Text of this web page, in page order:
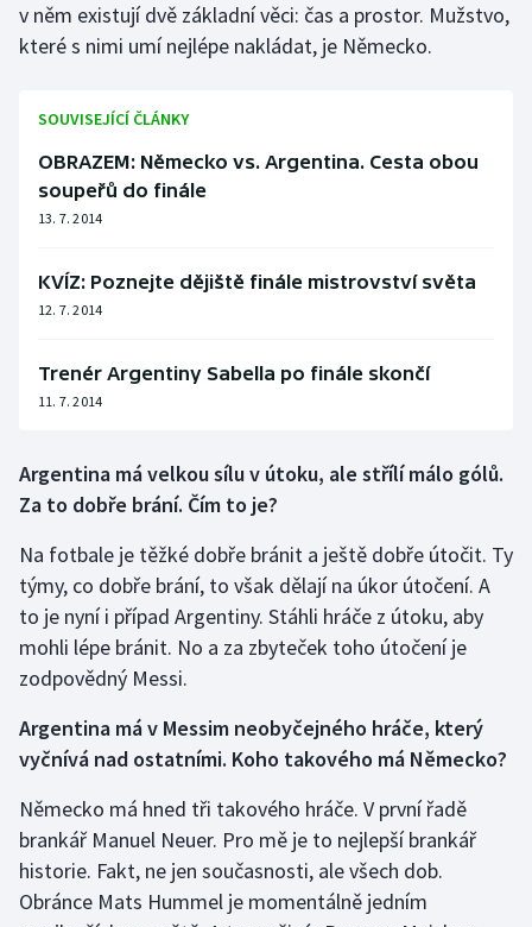
Olympijské hry
Plážový volejbal
Rychlobruslení
Rychlostní kanoistika
Sportovní střelba
Triatlon
Veslování
Volejbal
Ostatní
v něm existují dvě základní věci: čas a prostor. Mužstvo,
které s nimi umí nejlépe nakládat, je Německo.
SOUVISEJÍCÍ ČLÁNKY
OBRAZEM: Německo vs. Argentina. Cesta obou
soupeřů do finále
13. 7. 2014
KVÍZ: Poznejte dějiště finále mistrovství světa
12. 7. 2014
Trenér Argentiny Sabella po finále skončí
11. 7. 2014
Argentina má velkou sílu v útoku, ale střílí málo gólů.
Za to dobře brání. Čím to je?
Na fotbale je těžké dobře bránit a ještě dobře útočit. Ty
týmy, co dobře brání, to však dělají na úkor útočení. A
to je nyní i případ Argentiny. Stáhli hráče z útoku, aby
mohli lépe bránit. No a za zbyteček toho útočení je
zodpovědný Messi.
Argentina má v Messim neobyčejného hráče, který
vyčnívá nad ostatními. Koho takového má Německo?
Německo má hned tři takového hráče. V první řadě
brankář Manuel Neuer. Pro mě je to nejlepší brankář
historie. Fakt, ne jen současnosti, ale všech dob.
Obránce Mats Hummel je momentálně jedním